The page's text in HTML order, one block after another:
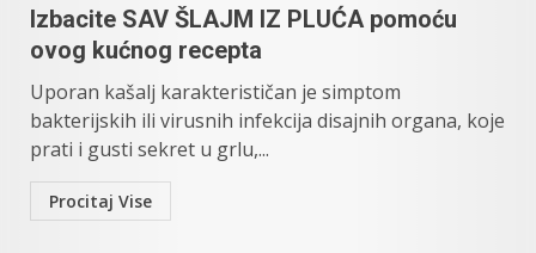
Izbacite SAV ŠLAJM IZ PLUĆA pomoću
ovog kućnog recepta
Uporan kašalj karakterističan je simptom
bakterijskih ili virusnih infekcija disajnih organa, koje
prati i gusti sekret u grlu,...
Procitaj Vise